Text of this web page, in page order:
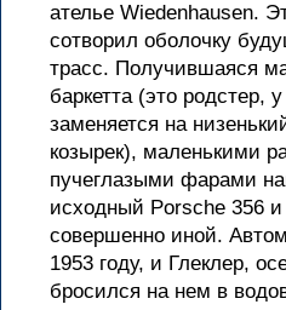
ателье Wiedenhausen.
сотворил оболочку
трасс. Получившаяся
баркетта (это родстер,
заменяется на
козырек), маленькими
пучеглазыми фарами
исходный Porsche 356
совершенно иной.
1953 году, и Глеклер,
бросился на нем в